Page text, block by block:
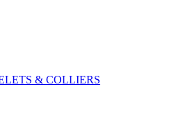
& COLLIERS